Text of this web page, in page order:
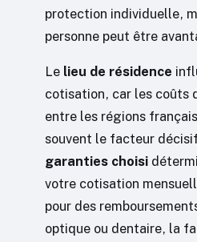
protection individuelle,
personne peut être
Le lieu de résidence
cotisation, car les coûts
entre les régions
souvent le facteur
garanties choisi
votre cotisation
pour des
optique ou dentaire, la